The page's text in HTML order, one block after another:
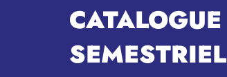
CATALOGUE
SEMESTRIEL